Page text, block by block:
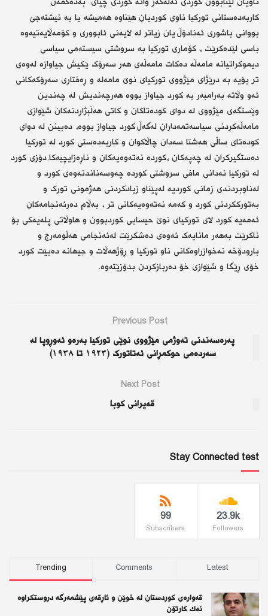
کاربەدەستانی تورکیا ناوی کوردیان هێناوە هەمیشە یا بە نیشتەجێ
بووانی باشوری ئەنادۆڵ یان زیاتر لە لایەنی ئابووری و کۆمەڵایەتیەوە
باسی لێدەکرێت ، کۆماری تورکیا بە سروشتی سیستەمی سیاسی
دیموکراتیانە مامەڵە دەکات مامەڵەی هەر سەرۆک ێکیش جیاوازە لەوەی
تر بۆیە بە درێژای مێژووی تورکیای نوێ مامەلە و ڕەفتاری سەرۆکەکانی
ئەو وڵاتە بەرامبەر بە کورد جیاواز بووە هەرچەندیش لە چەندین
وێستگەی مێژووی لە دوای کودەتاکان و کاتی هەڵبژاردنەکان شێوازی
مامەڵەکردنی سیاسەتمەداران لەگەڵ کورد جیاواز بووە، دەبینن لە دوای
کودەتای ساڵی هەشتا سەدان چاڵاکوان و کاربەدەستی کورد لە تورکیا
دەستگیرکران لە چەپەکان ،کوردە نەتەوەیەکان و ناڕەزایچیەکا.دۆزی کورد
لە تورکیا نەدانی مافی سروشتی کوردە چەوسەناندنەوەی کورد و
لەناوبردندی زمانی کوردیە لەپێناو زیادکردنی هەژمونی تورک و
بەتورککردنی کورد و کەمە نەتەوەیەکانی تر ، بەڵام دەرئەنجامەکان
ئەمەیە کورد لای تورکیای نوێ حیسابی کوردبوون و هاوڵاتی پلەیەکی بۆ
ناکرێت بەهەر مانایەک ‌ئەوەی دەشکرێت لەئەنجامی هەڵومەرج و
بارودۆخە نەخوازراوەکانی ناو تورکیا و ڕۆژهەڵات و جیهانە دەبێت کورد
خۆی ڕێگا و شێوازی خۆ دەربازکردن بدۆزێتەوە.
Previous Post
په‌ره‌سه‌ندنی ته‌وژمی مێژووی نوێی تورکیا به‌ره‌و ئه‌وڕوپا لە
سەردەمی حوكمڕانی ئەتاتورک (١٩٢٣ تا ١٩٣٨)
Next Post
قەیرانی كوبا
Stay Connected test
23.9k
Followers
99
Subscribers
Trending Comments Latest
قەوارەی كوردستان لە خوێن و ئاڕقەی پێشمەرگە دروستكراوە
نەك كارتۆن